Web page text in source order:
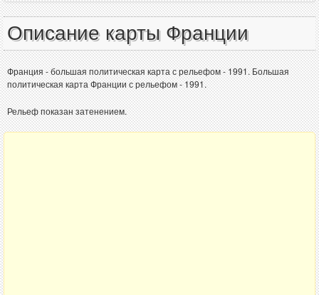
Описание карты Франции
Франция - большая политическая карта с рельефом - 1991. Большая
политическая карта Франции с рельефом - 1991.
Рельеф показан затенением.